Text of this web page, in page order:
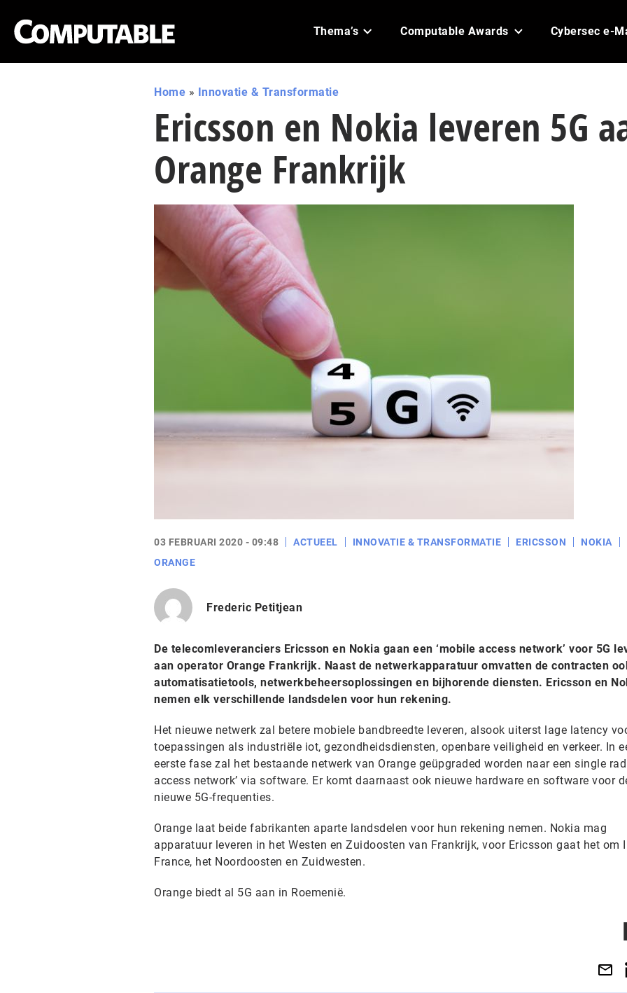
Thema’s Computable Awards Cybersec e-
Home » Innovatie & Transformatie
Ericsson en Nokia leveren 5G
Orange Frankrijk
03 FEBRUARI 2020 - 09:48 ACTUEEL INNOVATIE & TRANSFORMATIE ERICSSON
NOKIA
ORANGE
Frederic Petitjean
De telecomleveranciers Ericsson en Nokia gaan een ‘mobile access network’ voor 5G
aan operator Orange Frankrijk. Naast de netwerkapparatuur omvatten de contracten
automatisatietools, netwerkbeheersoplossingen en bijhorende diensten. Ericsson en
nemen elk verschillende landsdelen voor hun rekening.
Het nieuwe netwerk zal betere mobiele bandbreedte leveren, alsook uiterst lage latency
toepassingen als industriële iot, gezondheidsdiensten, openbare veiligheid en verkeer. In
eerste fase zal het bestaande netwerk van Orange geüpgraded worden naar een single
access network’ via software. Er komt daarnaast ook nieuwe hardware en software voor
nieuwe 5G-frequenties.
Orange laat beide fabrikanten aparte landsdelen voor hun rekening nemen. Nokia mag
apparatuur leveren in het Westen en Zuidoosten van Frankrijk, voor Ericsson gaat het om
France, het Noordoosten en Zuidwesten.
Orange biedt al 5G aan in Roemenië.